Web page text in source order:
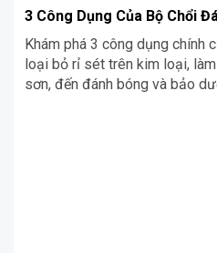
3 Công Dụng Của Bộ Chổi
Khám phá 3 công dụng chính
loại bỏ rỉ sét trên kim loại,
sơn, đến đánh bóng và bảo